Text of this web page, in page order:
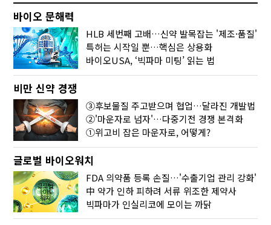
바이오 문해력
HLB 세번째 고배…신약 발목잡는 '제조·품질'
특허는 시작일 뿐…핵심은 상용화
바이오USA, ‘빅파마 미팅’ 읽는 법
비만 신약 경쟁
③후보물질 주고받으며 협업…달라진 개발법
②'마운자로 넘자'…다중기전 경쟁 본격화
①위고비 잡은 마운자로, 어떻게?
글로벌 바이오워치
FDA 의약품 등록 손질…'수출기업 관리 강화'
中 약가 인하 피하려 서류 위조한 제약사
빅파마가 인실리코에 모이는 까닭